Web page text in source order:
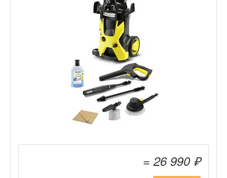
= 26 990 ₽